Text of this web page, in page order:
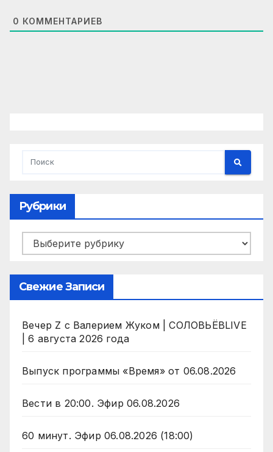
0 КОММЕНТАРИЕВ
Рубрики
Рубрики
Свежие Записи
Вечер Z с Валерием Жуком | СОЛОВЬЁВLIVE
| 6 августа 2026 года
Выпуск программы «Время» от 06.08.2026
Вести в 20:00. Эфир 06.08.2026
60 минут. Эфир 06.08.2026 (18:00)